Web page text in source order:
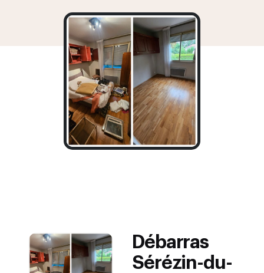
Débarras
Sérézin-du-